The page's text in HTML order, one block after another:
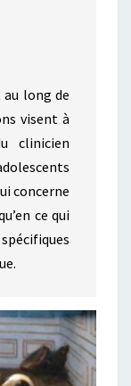
long de
visent à
clinicien
concerne
ce qui